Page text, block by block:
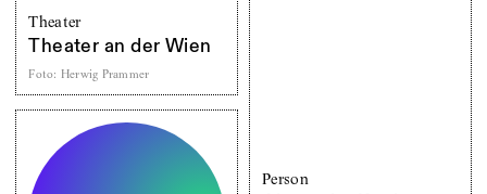
Theater
Theater an der Wien
Foto: Herwig Prammer
Person